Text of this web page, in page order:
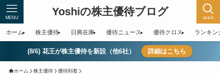
Yoshiの株主優待ブログ serch
MENU
ホーム 株主優待 日興在庫 優待ニュース 優待クロス ランキン
(8/6) 花王が株主優待を新設（他6社） 詳細はこちら
ホーム 株主優待 優待到着